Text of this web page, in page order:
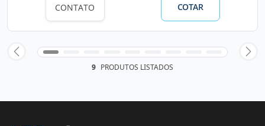
CONTATO COTAR
9 PRODUTOS LISTADOS